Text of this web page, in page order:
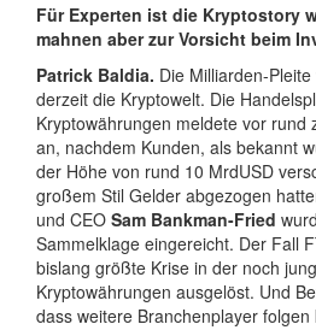
Für Experten ist die Kryptostory
mahnen aber zur Vorsicht beim
Patrick Baldia. Die Milliarden-
derzeit die Kryptowelt. Die
Kryptowährungen meldete vor rund
an, nachdem Kunden, als bekannt
der Höhe von rund 10 MrdUSD
großem Stil Gelder abgezogen
und CEO Sam Bankman-Fried
Sammelklage eingereicht. Der Fall
bislang größte Krise in der noch
Kryptowährungen ausgelöst. Und
dass weitere Branchenplayer folgen